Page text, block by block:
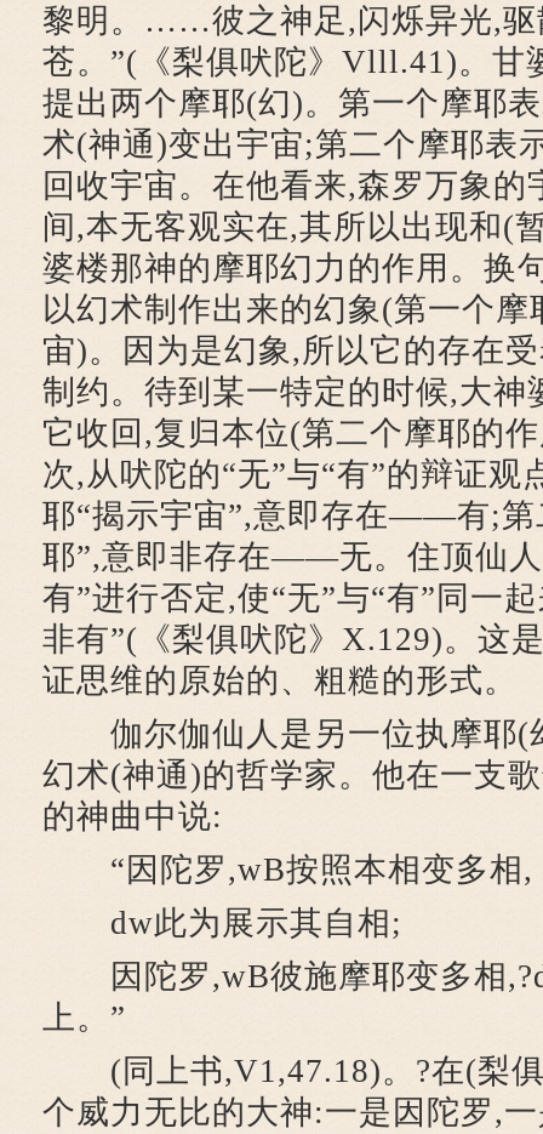
黎明。……彼之神足,闪烁异光,驱
苍。”(《梨俱吠陀》Vlll.41)。甘
提出两个摩耶(幻)。第一个摩耶
术(神通)变出宇宙;第二个摩耶表
回收宇宙。在他看来,森罗万象的
间,本无客观实在,其所以出现和(
婆楼那神的摩耶幻力的作用。换
以幻术制作出来的幻象(第一个
宙)。因为是幻象,所以它的存在
制约。待到某一特定的时候,大神
它收回,复归本位(第二个摩耶的
次,从吠陀的“无”与“有”的辩证观
耶“揭示宇宙”,意即存在——有;第
耶”,意即非存在——无。住顶仙
有”进行否定,使“无”与“有”同一
非有”(《梨俱吠陀》X.129)。这
证思维的原始的、粗糙的形式。
伽尔伽仙人是另一位执摩耶(
幻术(神通)的哲学家。他在一支
的神曲中说:
“因陀罗,wB按照本相变多相,
dw此为展示其自相;
因陀罗,wB彼施摩耶变多相
上。”
(同上书,V1,47.18)。?在(梨俱
个威力无比的大神:一是因陀罗,